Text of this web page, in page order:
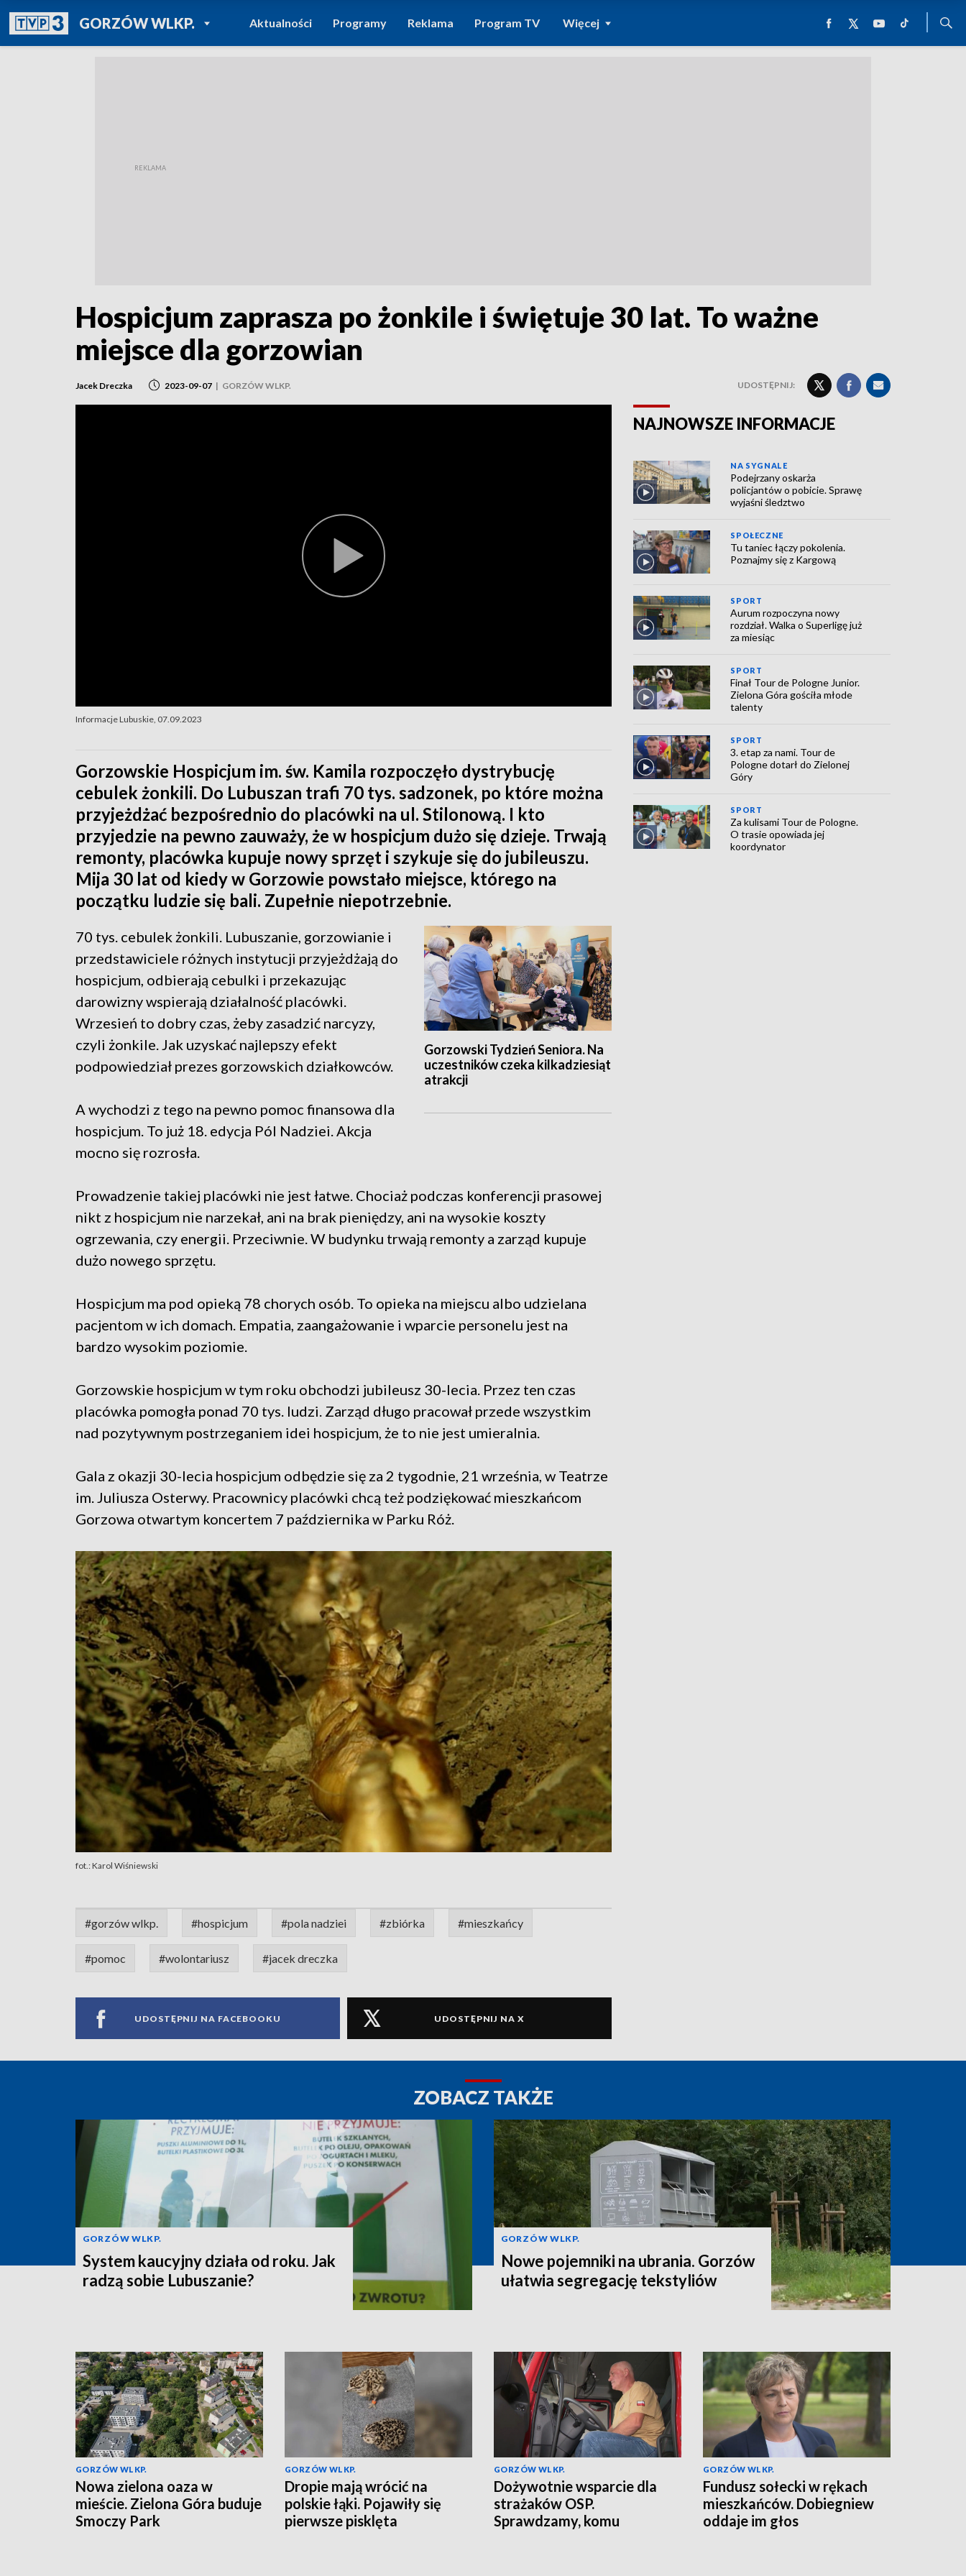
GORZÓW WLKP.POWRÓT DO
TVP REGIONY
Aktualności Programy Reklama Program TV Więcej
Hospicjum zaprasza po żonkile i świętuje 30 lat. To ważne
miejsce dla gorzowian
Jacek Dreczka 2023-09-07 | GORZÓW WLKP. UDOSTĘPNIJ:
Informacje Lubuskie, 07.09.2023
Gorzowskie Hospicjum im. św. Kamila rozpoczęło dystrybucję
cebulek żonkili. Do Lubuszan trafi 70 tys. sadzonek, po które można
przyjeżdżać bezpośrednio do placówki na ul. Stilonową. I kto
przyjedzie na pewno zauważy, że w hospicjum dużo się dzieje. Trwają
remonty, placówka kupuje nowy sprzęt i szykuje się do jubileuszu.
Mija 30 lat od kiedy w Gorzowie powstało miejsce, którego na
początku ludzie się bali. Zupełnie niepotrzebnie.
Gorzowski Tydzień Seniora. Na
uczestników czeka kilkadziesiąt
atrakcji
70 tys. cebulek żonkili. Lubuszanie, gorzowianie i
przedstawiciele różnych instytucji przyjeżdżają do
hospicjum, odbierają cebulki i przekazując
darowizny wspierają działalność placówki.
Wrzesień to dobry czas, żeby zasadzić narcyzy,
czyli żonkile. Jak uzyskać najlepszy efekt
podpowiedział prezes gorzowskich działkowców.
A wychodzi z tego na pewno pomoc finansowa dla
hospicjum. To już 18. edycja Pól Nadziei. Akcja
mocno się rozrosła.
Prowadzenie takiej placówki nie jest łatwe. Chociaż podczas konferencji prasowej
nikt z hospicjum nie narzekał, ani na brak pieniędzy, ani na wysokie koszty
ogrzewania, czy energii. Przeciwnie. W budynku trwają remonty a zarząd kupuje
dużo nowego sprzętu.
Hospicjum ma pod opieką 78 chorych osób. To opieka na miejscu albo udzielana
pacjentom w ich domach. Empatia, zaangażowanie i wparcie personelu jest na
bardzo wysokim poziomie.
Gorzowskie hospicjum w tym roku obchodzi jubileusz 30-lecia. Przez ten czas
placówka pomogła ponad 70 tys. ludzi. Zarząd długo pracował przede wszystkim
nad pozytywnym postrzeganiem idei hospicjum, że to nie jest umieralnia.
Gala z okazji 30-lecia hospicjum odbędzie się za 2 tygodnie, 21 września, w Teatrze
im. Juliusza Osterwy. Pracownicy placówki chcą też podziękować mieszkańcom
Gorzowa otwartym koncertem 7 października w Parku Róż.
fot.: Karol Wiśniewski
#gorzów wlkp. #hospicjum #pola nadziei #zbiórka #mieszkańcy
#pomoc #wolontariusz #jacek dreczka
UDOSTĘPNIJ NA FACEBOOKU UDOSTĘPNIJ NA X
NAJNOWSZE INFORMACJE
NA SYGNALE
Podejrzany oskarża
policjantów o pobicie. Sprawę
wyjaśni śledztwo
SPOŁECZNE
Tu taniec łączy pokolenia.
Poznajmy się z Kargową
SPORT
Aurum rozpoczyna nowy
rozdział. Walka o Superligę już
za miesiąc
SPORT
Finał Tour de Pologne Junior.
Zielona Góra gościła młode
talenty
SPORT
3. etap za nami. Tour de
Pologne dotarł do Zielonej
Góry
SPORT
Za kulisami Tour de Pologne.
O trasie opowiada jej
koordynator
ZOBACZ TAKŻE
GORZÓW WLKP.
System kaucyjny działa od roku. Jak
radzą sobie Lubuszanie?
GORZÓW WLKP.
Nowe pojemniki na ubrania. Gorzów
ułatwia segregację tekstyliów
GORZÓW WLKP.
Nowa zielona oaza w
mieście. Zielona Góra buduje
Smoczy Park
GORZÓW WLKP.
Dropie mają wrócić na
polskie łąki. Pojawiły się
pierwsze pisklęta
GORZÓW WLKP.
Dożywotnie wsparcie dla
strażaków OSP.
Sprawdzamy, komu
GORZÓW WLKP.
Fundusz sołecki w rękach
mieszkańców. Dobiegniew
oddaje im głos